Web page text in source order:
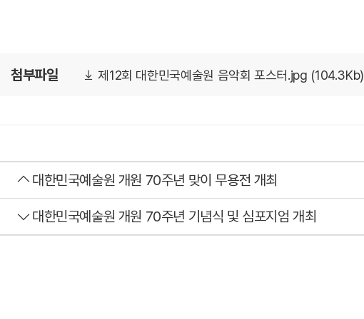
첨부파일 제12회 대한민국예술원 음악회 포스터.jpg (104.3Kb)
대한민국예술원 개원 70주년 맞이 무용전 개최
대한민국예술원 개원 70주년 기념식 및 심포지엄 개최